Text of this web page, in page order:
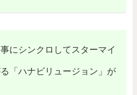
にシンクロしてスターマイ
「ハナビリュージョン」が